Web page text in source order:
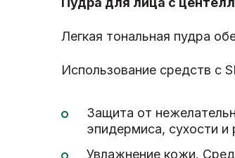
Легкая тональная пудра
Использование средств с
Защита от
эпидермиса, сухости и
Увлажнение кожи.